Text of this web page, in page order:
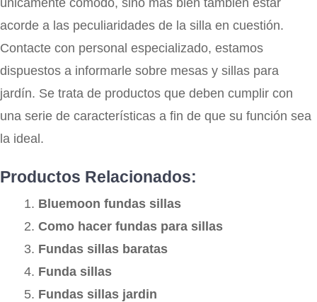
únicamente cómodo, sino más bien también estar
acorde a las peculiaridades de la silla en cuestión.
Contacte con personal especializado, estamos
dispuestos a informarle sobre mesas y sillas para
jardín. Se trata de productos que deben cumplir con
una serie de características a fin de que su función sea
la ideal.
Productos Relacionados:
Bluemoon fundas sillas
Como hacer fundas para sillas
Fundas sillas baratas
Funda sillas
Fundas sillas jardin